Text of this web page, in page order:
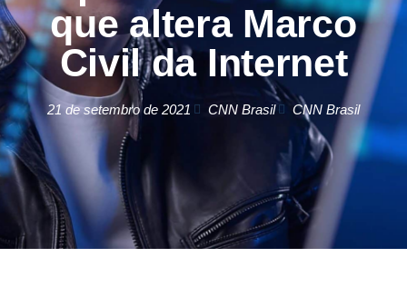
que altera Marco
Civil da Internet
21 de setembro de 2021 CNN Brasil CNN Brasil